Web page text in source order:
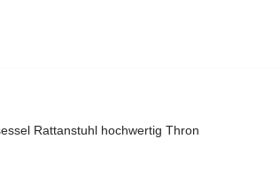
Rattanstuhl hochwertig Thron